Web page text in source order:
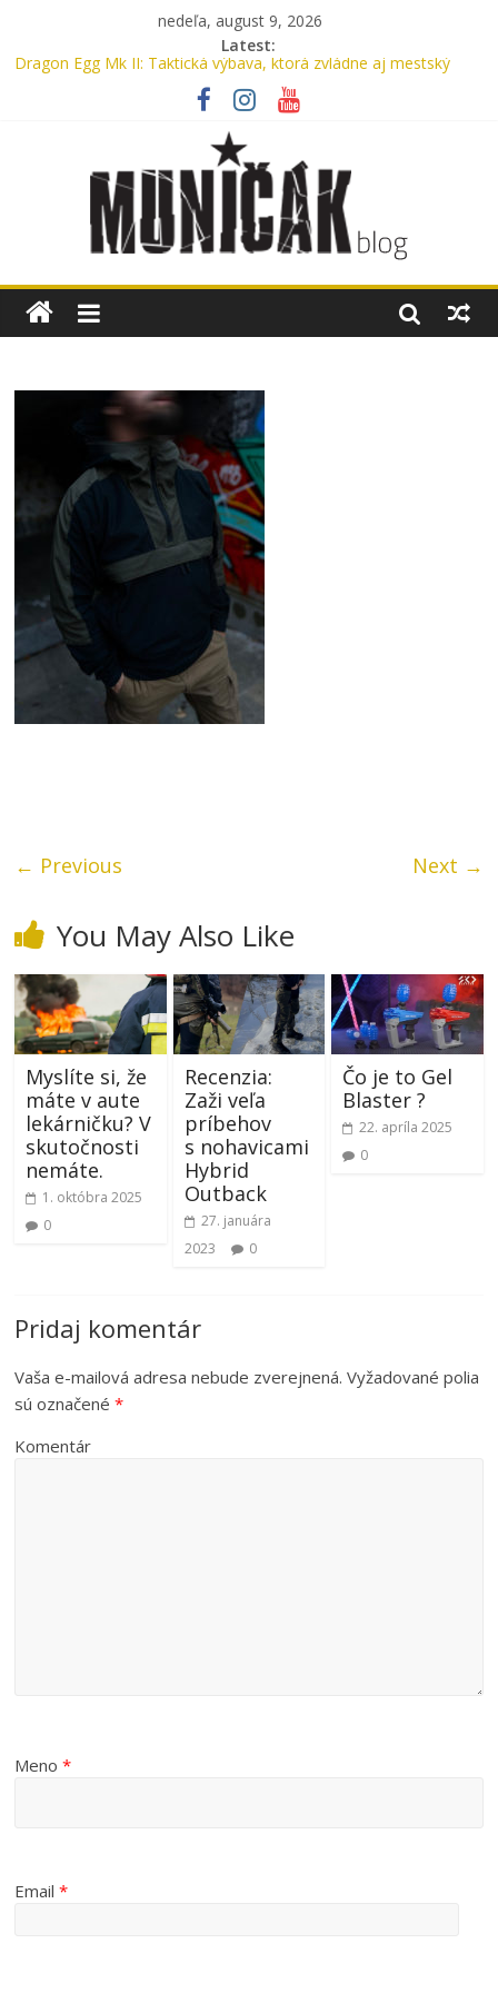
nedeľa, august 9, 2026
Latest:
Dragon Egg Mk II: Taktická výbava, ktorá zvládne aj mestský
Legenda, ktorú nosíme každý deň: UTP nohavice od Helikon-Tex
Oxford, Nylon alebo Cordura? Kompletný sprievodca výberom
materiálu pre batohy a tašky
Myslíte si, že máte v aute lekárničku? V skutočnosti nemáte.
Bennon Nero High: Taktické topánky, ktoré ťa podržia v
← Previous Next →
You May Also Like
Myslíte si, že
máte v aute
lekárničku? V
skutočnosti
nemáte.
1. októbra 2025
0
Recenzia:
Zaži veľa
príbehov
s nohavicami
Hybrid
Outback
27. januára
2023
0
Čo je to Gel
Blaster ?
22. apríla 2025
0
Pridaj komentár
Vaša e-mailová adresa nebude zverejnená. Vyžadované polia
sú označené*
Komentár
Meno*
Email*